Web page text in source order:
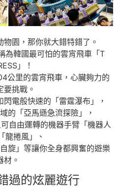
園，那你就大錯特錯了。
為韓國最可怕的雲宵飛車「T
」！
公里的雲宵飛車，心臟夠力的
要挑戰。
電般快速的「雷霆瀑布」，
的「亞馬遜急流探險」，
自由運轉的機器手臂「機器人
龍捲風」、
旋」等讓你全身都興奮的遊樂
材。
過的炫麗遊行